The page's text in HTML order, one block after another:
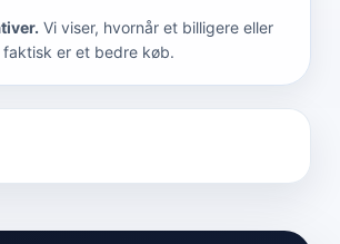
Vi viser, hvornår et billigere eller
er et bedre køb.